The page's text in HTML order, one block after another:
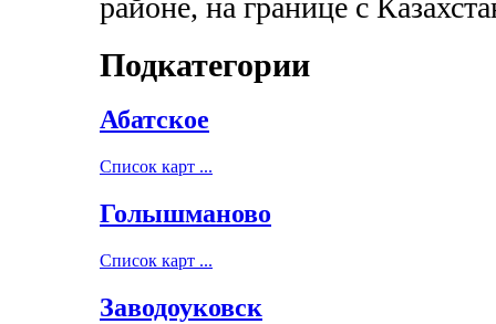
районе, на границе с
Подкатегории
Абатское
Список карт ...
Голышманово
Список карт ...
Заводоуковск